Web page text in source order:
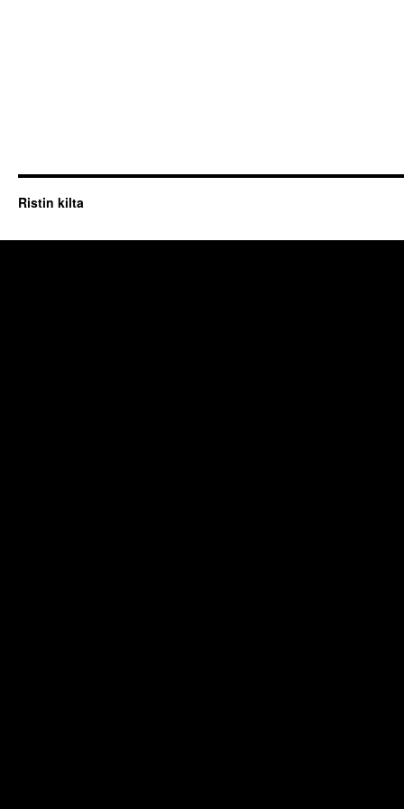
Ristin kilta